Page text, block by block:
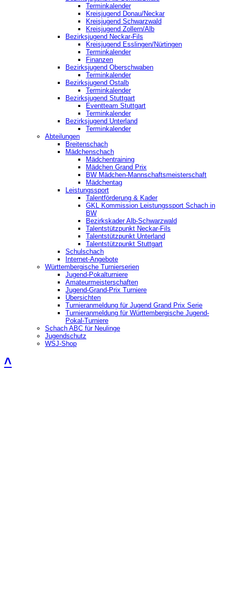
Terminkalender
Kreisjugend Donau/Neckar
Kreisjugend Schwarzwald
Kreisjugend Zollern/Alb
Bezirksjugend Neckar-Fils
Kreisjugend ‎Esslingen/Nürtingen
Terminkalender
Finanzen
Bezirksjugend Oberschwaben
Terminkalender
Bezirksjugend Ostalb
Terminkalender
Bezirksjugend Stuttgart
‎Eventteam Stuttgart
Terminkalender
Bezirksjugend Unterland
Terminkalender
Abteilungen
Breitenschach
Mädchenschach
Mädchentraining
Mädchen Grand Prix
BW Mädchen-Mannschaftsmeisterschaft
Mädchentag
Leistungssport
Talentförderung & Kader
GKL Kommission Leistungssport Schach in
BW
Bezirkskader Alb-Schwarzwald
Talentstützpunkt Neckar-Fils
Talentstützpunkt Unterland
Talentstützpunkt Stuttgart
Schulschach
Internet-Angebote
Württembergische Turnierserien
Jugend-Pokalturniere
Amateurmeisterschaften
Jugend-Grand-Prix Turniere
Übersichten
Turnieranmeldung für Jugend Grand Prix Serie
Turnieranmeldung für Württembergische Jugend-
Pokal-Turniere
Schach ABC für Neulinge
Jugendschutz
WSJ-Shop
˄